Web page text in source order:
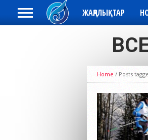
ЖАҢАЛЫҚТАР
Home / Posts